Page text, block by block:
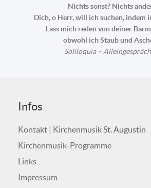
Nichts sonst? Nichts
Dich, o Herr, will ich suchen, indem
Lass mich reden von deiner
obwohl ich Staub und
Soliloquia –
Infos
Kontakt | Kirchenmusik St. Augustin
Kirchenmusik-Programme
Links
Impressum